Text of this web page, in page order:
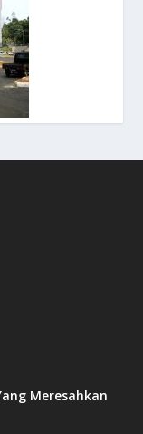
Meresahkan